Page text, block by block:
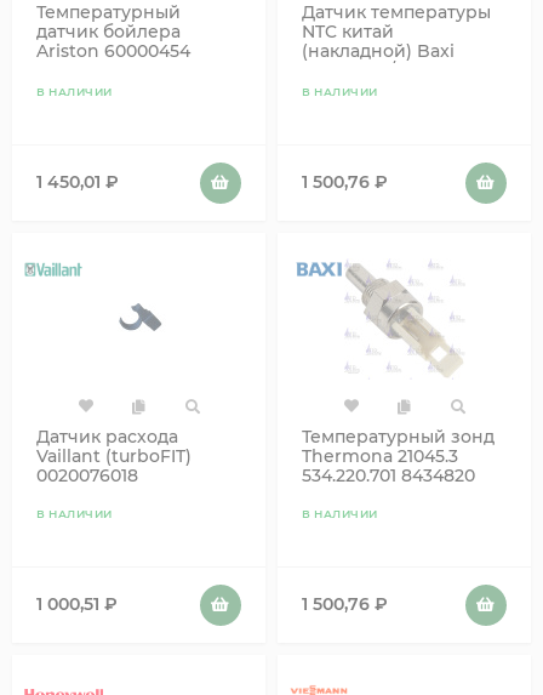
Температурный
датчик бойлера
Ariston 60000454
В НАЛИЧИИ
1 450,01 ₽
Датчик температуры
NTC китай
(накладной) Baxi
8435360 3/4
В НАЛИЧИИ
1 500,76 ₽
Датчик расхода
Vaillant (turboFIT)
0020076018
В НАЛИЧИИ
1 000,51 ₽
Температурный зонд
Thermona 21045.3
534.220.701 8434820
В НАЛИЧИИ
1 500,76 ₽